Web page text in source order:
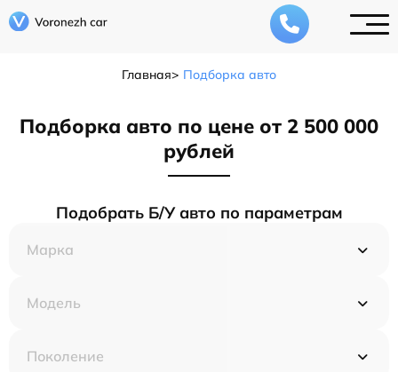
Главная Подборка авто
Подборка авто по цене от 2 500 000
рублей
Подобрать Б/У авто по параметрам